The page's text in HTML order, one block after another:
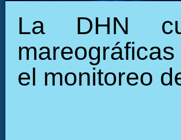
La DHN
el monitoreo